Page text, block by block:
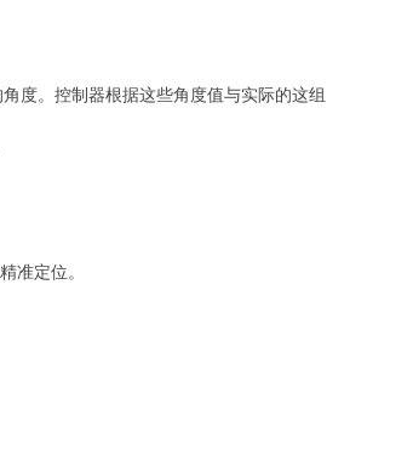
度。控制器根据这些角度值与实际的这组
准定位。